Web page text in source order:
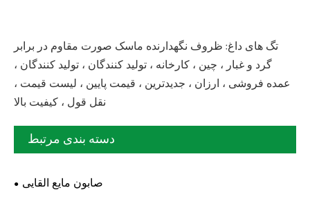
تگ های داغ: ظروف نگهدارنده ماسک صورت مقاوم در برابر
گرد و غبار ، چین ، کارخانه ، تولید کنندگان ، تولید کنندگان ،
عمده فروشی ، ارزان ، جدیدترین ، قیمت پایین ، لیست قیمت ،
نقل قول ، کیفیت بالا
دسته بندی مرتبط
صابون مایع القایی